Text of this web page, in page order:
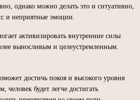
однако можно делать это и ситуативно,
и неприятные эмоции.
активизировать внутренние силы
выносливым и целеустремленным.
достичь покоя и высокого уровня
человек будет легче достигать